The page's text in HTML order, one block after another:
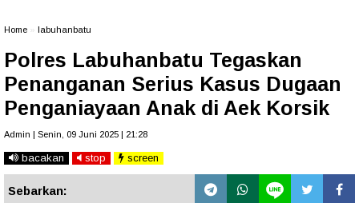
Home labuhanbatu
Polres Labuhanbatu Tegaskan
Penanganan Serius Kasus Dugaan
Penganiayaan Anak di Aek Korsik
Admin | Senin, 09 Juni 2025 | 21:28
bacakan stop screen
Sebarkan: